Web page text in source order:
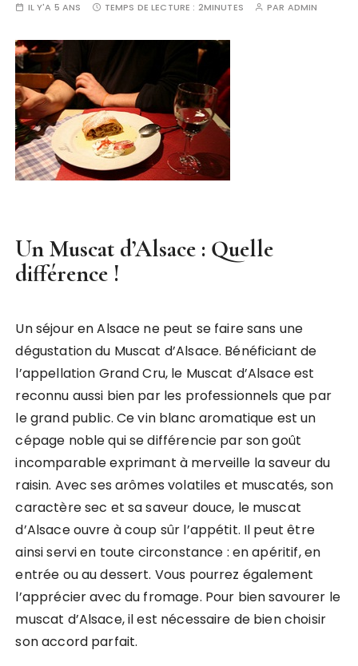
IL Y'A 5 ANS TEMPS DE LECTURE : 2MINUTES PAR ADMIN
Un Muscat d’Alsace : Quelle
différence !
Un séjour en Alsace ne peut se faire sans une
dégustation du Muscat d’Alsace. Bénéficiant de
l’appellation Grand Cru, le Muscat d’Alsace est
reconnu aussi bien par les professionnels que par
le grand public. Ce vin blanc aromatique est un
cépage noble qui se différencie par son goût
incomparable exprimant à merveille la saveur du
raisin. Avec ses arômes volatiles et muscatés, son
caractère sec et sa saveur douce, le muscat
d’Alsace ouvre à coup sûr l’appétit. Il peut être
ainsi servi en toute circonstance : en apéritif, en
entrée ou au dessert. Vous pourrez également
l’apprécier avec du fromage. Pour bien savourer le
muscat d’Alsace, il est nécessaire de bien choisir
son accord parfait.